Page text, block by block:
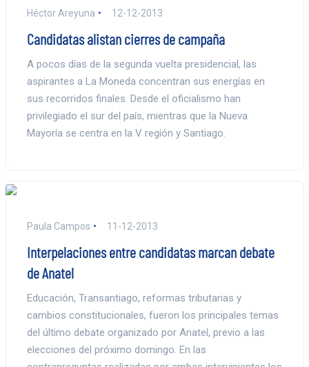
Héctor Areyuna 12-12-2013
Candidatas alistan cierres de campaña
A pocos días de la segunda vuelta presidencial, las
aspirantes a La Moneda concentran sus energías en
sus recorridos finales. Desde el oficialismo han
privilegiado el sur del país, mientras que la Nueva
Mayoría se centra en la V región y Santiago.
Paula Campos 11-12-2013
Interpelaciones entre candidatas marcan debate
de Anatel
Educación, Transantiago, reformas tributarias y
cambios constitucionales, fueron los principales temas
del último debate organizado por Anatel, previo a las
elecciones del próximo domingo. En las